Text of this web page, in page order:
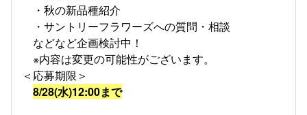
・秋の新品種紹介
・サントリーフラワーズへの質問・相談
などなど企画検討中！
※内容は変更の可能性がございます。
＜応募期限＞
8/28(水)12:00まで